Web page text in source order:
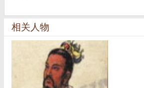
相关人物